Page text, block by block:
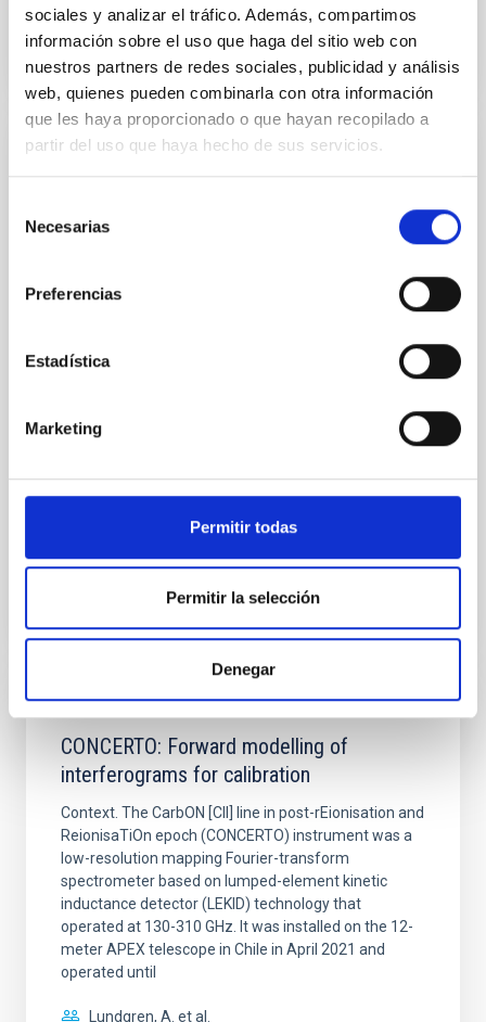
sociales y analizar el tráfico. Además, compartimos
información sobre el uso que haga del sitio web con
nuestros partners de redes sociales, publicidad y análisis
web, quienes pueden combinarla con otra información
que les haya proporcionado o que hayan recopilado a
partir del uso que haya hecho de sus servicios.
Necesarias
Preferencias
Estadística
Marketing
Permitir todas
Permitir la selección
Denegar
BIBCODE 2026A&A...710A..95S
NÚMERO DE CITAS 1
CON ÁRBITRO
monitoring of the Einstein Cross
quadruply-imaged gravitationally lensed quasar QSO
2237+0305, the Einstein Cross, including
hemispheres and using a new photometric
technique. This technique uses a region far enough
sky background level
Fecha de publicación: 6 2026
BIBCODE 2026A&A...710A..70S
CONCERTO: Forward modelling of
interferograms for calibration
Context. The CarbON [CII] line in post-rEionisation and
ReionisaTiOn epoch (CONCERTO) instrument was a
low-resolution mapping Fourier-transform
spectrometer based on lumped-element kinetic
inductance detector (LEKID) technology that
operated at 130-310 GHz. It was installed on the 12-
meter APEX telescope in Chile in April 2021 and
operated until
Lundgren, A. et al.